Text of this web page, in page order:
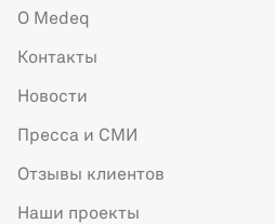
О Medeq
Контакты
Новости
Пресса и СМИ
Отзывы клиентов
Наши проекты